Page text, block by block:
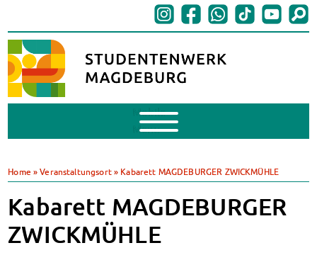
Mobile
Menu
BAföG beantragen
BAföG-FAQs
Dokumente
BAföG-Sprechstunden
Kredite & Stipendien
Home »Veranstaltungsort» Kabarett MAGDEBURGER ZWICKMÜHLE
Kabarett MAGDEBURGER
ZWICKMÜHLE